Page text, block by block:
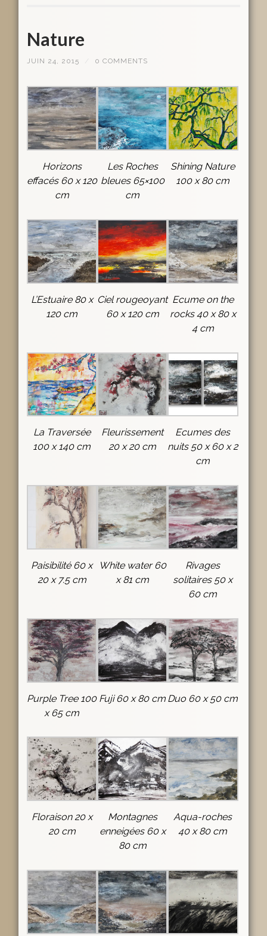
Nature
JUIN 24, 2015 0 COMMENTS
Horizons
effacés 60 x 120
cm
Les Roches
bleues 65×100
cm
Shining Nature
100 x 80 cm
L’Estuaire 80 x
120 cm
Ciel rougeoyant
60 x 120 cm
Ecume on the
rocks 40 x 80 x
4 cm
La Traversée
100 x 140 cm
Fleurissement
20 x 20 cm
Ecumes des
nuits 50 x 60 x 2
cm
Paisibilité 60 x
20 x 7.5 cm
White water 60
x 81 cm
Rivages
solitaires 50 x
60 cm
Purple Tree 100
x 65 cm
Fuji 60 x 80 cm Duo 60 x 50 cm
Floraison 20 x
20 cm
Montagnes
enneigées 60 x
80 cm
Aqua-roches
40 x 80 cm